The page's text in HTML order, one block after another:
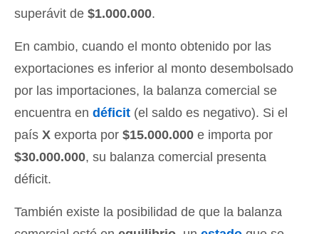
superávit de $1.000.000.
En cambio, cuando el monto obtenido por las
exportaciones es inferior al monto desembolsado
por las importaciones, la balanza comercial se
encuentra en déficit (el saldo es negativo). Si el
país X exporta por $15.000.000 e importa por
$30.000.000, su balanza comercial presenta
déficit.
También existe la posibilidad de que la balanza